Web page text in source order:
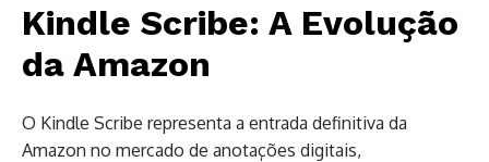
Kindle Scribe: A Evolução
da Amazon
O Kindle Scribe representa a entrada definitiva da
Amazon no mercado de anotações digitais,